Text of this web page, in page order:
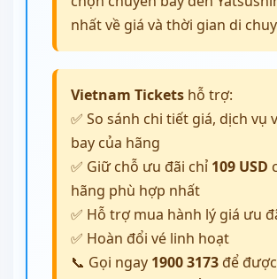
📞 Gọi ngay1900 3173 để
và chốt vé bay chuẩn nhu cầu,
Vietnam Airlines và Vietjet Air, bay hãng
Vietnam Airlines có ưu thế về dịch vụ
hành lý ký gửi và bữa ăn nóng, cùng lịch
Tokyo, Osaka, Fukuoka rồi nối chuyến
thường rẻ hơn 15–20%, phù hợp khách